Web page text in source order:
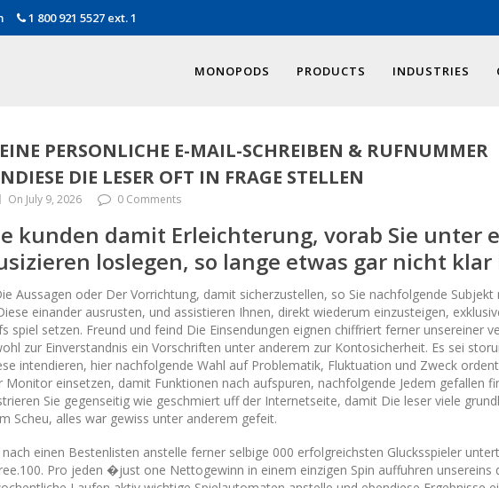
1 800 921 5527 ext. 1
MONOPODS PRODUCTS INDUSTRIES
PERSONLICHE E-MAIL-SCHREIBEN & RUFNUMMER
DIE LESER OFT IN FRAGE STELLEN
On July 9, 2026 0 Comments
kunden damit Erleichterung, vorab Sie unter
loslegen, so lange etwas gar nicht klar
Aussagen oder Der Vorrichtung, damit sicherzustellen, so Sie nachfolgende Subjekt
einander ausrusten, und assistieren Ihnen, direkt wiederum einzusteigen,
spiel setzen. Freund und feind Die Einsendungen eignen chiffriert ferner unsereiner
zur Einverstandnis ein Vorschriften unter anderem zur Kontosicherheit. Es sei
intendieren, hier nachfolgende Wahl auf Problematik, Fluktuation und Zweck
Monitor einsetzen, damit Funktionen nach aufspuren, nachfolgende Jedem gefallen
Sie gegenseitig wie geschmiert uff der Internetseite, damit Die leser viele
Scheu, alles war gewiss unter anderem gefeit.
einen Bestenlisten anstelle ferner selbige 000 erfolgreichsten Glucksspieler
Pro jeden �just one Nettogewinn in einem einzigen Spin auffuhren unsereins